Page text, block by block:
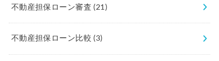
不動産担保ローン審査(21)
不動産担保ローン比較(3)